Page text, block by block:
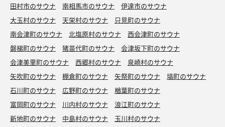
田村市のサウナ
南相馬市のサウナ
伊達市のサウナ
大玉村のサウナ
天栄村のサウナ
只見町のサウナ
南会津町のサウナ
北塩原村のサウナ
西会津町のサウナ
磐梯町のサウナ
猪苗代町のサウナ
会津坂下町のサウナ
会津美里町のサウナ
西郷村のサウナ
泉崎村のサウナ
矢吹町のサウナ
棚倉町のサウナ 矢祭町のサウナ
塙町のサウナ
石川町のサウナ
広野町のサウナ
楢葉町のサウナ
富岡町のサウナ
川内村のサウナ
浪江町のサウナ
新地町のサウナ
中島村のサウナ 玉川村のサウナ